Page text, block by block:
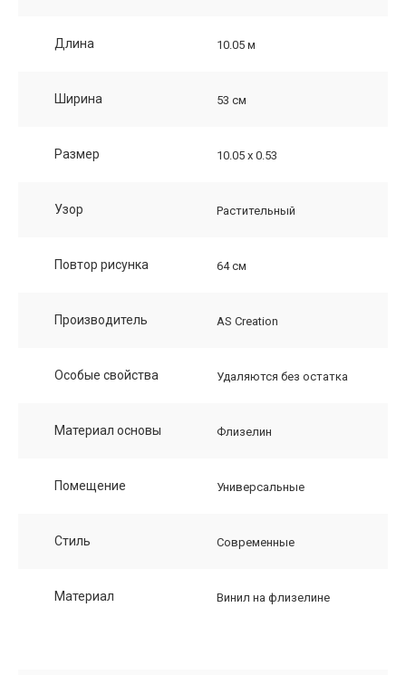
Длина 10.05 м
Ширина 53 см
Размер 10.05 х 0.53
Узор Растительный
Повтор рисунка 64 см
Производитель AS Creation
Особые свойства Удаляются без остатка
Материал основы Флизелин
Помещение Универсальные
Стиль Современные
Материал Винил на флизелине